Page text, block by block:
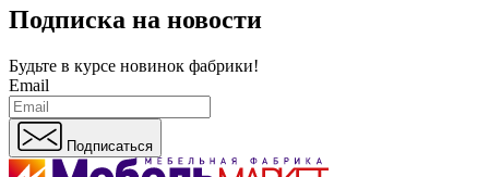
Подписка на новости
Будьте в курсе новинок фабрики!
Email
Подписаться